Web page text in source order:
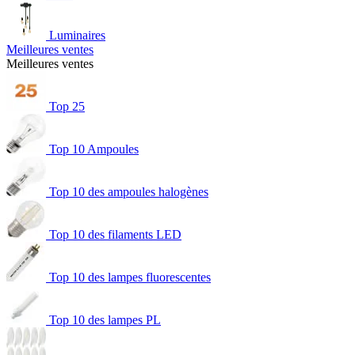
Luminaires
Meilleures ventes
Meilleures ventes
Top 25
Top 10 Ampoules
Top 10 des ampoules halogènes
Top 10 des filaments LED
Top 10 des lampes fluorescentes
Top 10 des lampes PL